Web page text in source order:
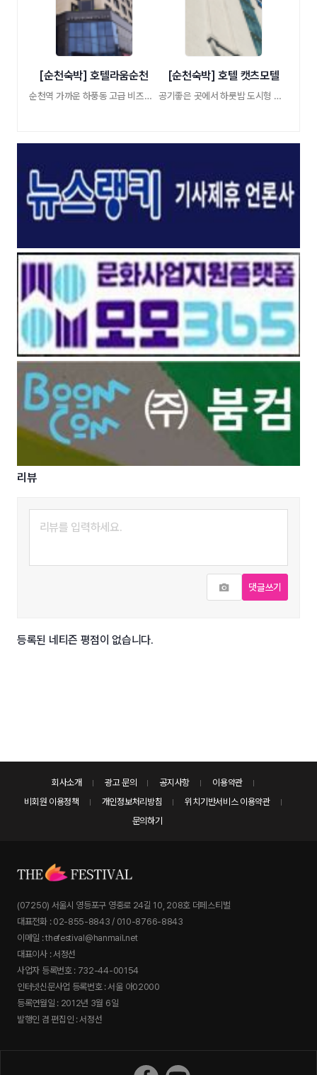
[순천숙박] 호텔라움순천
순천역 가까운 하풍동 고급 비즈니스호텔
[순천숙박] 호텔 캣츠모텔
공기좋은 곳에서 하룻밤 도시형 고층 모텔
리뷰
사진추가
댓글쓰기
등록된 네티즌 평점이 없습니다.
회사소개 광고 문의 공지사항
이용약관
비회원 이용정책
개인정보처리방침
위치기반서비스 이용약관
문의하기
(07250) 서울시 영등포구 영중로 24길 10, 208호 더페스티벌
대표전화 : 02-855-8843 / 010-8766-8843
이메일 : thefestival@hanmail.net
대표이사 : 서정선
사업자 등록번호 : 732-44-00154
인터넷신문사업 등록번호 : 서울 아02000
등록연월일 : 2012년 3월 6일
발행인 겸 편집인 : 서정선
더페스티벌 페이스북
더페스티벌 유튜브